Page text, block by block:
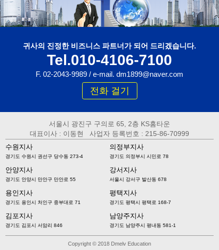
귀사의 진정한 비즈니스 파트너가 되어 드리겠습니다.
Tel.010-4106-7100
F. 02-2043-9989 / e-mail. dm1899@naver.com
전화 걸기
서울시 광진구 구의로 65, 2층 KS홈타운
대표이사 : 이동현 사업자 등록번호 : 215-86-70999
수원지사
경기도 수원시 권선구 당수동 273-4
의정부지사
경기도 의정부시 시민로 78
안양지사
경기도 안양시 만안구 만안로 55
강서지사
서울시 강서구 발산동 678
용인지사
경기도 용인시 처인구 중부대로 71
평택지사
경기도 평택시 평택로 168-7
김포지사
경기도 김포시 서암리 846
남양주지사
경기도 남양주시 평내동 581-1
Copyright © 2018 Dmelv Education